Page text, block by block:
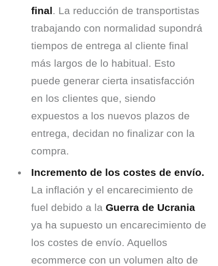
final . La reducción de transportistas
trabajando con normalidad supondrá
tiempos de entrega al cliente final
más largos de lo habitual. Esto
puede generar cierta insatisfacción
en los clientes que, siendo
expuestos a los nuevos plazos de
entrega, decidan no finalizar con la
compra.
Incremento de los costes de envío.
La inflación y el encarecimiento de
fuel debido a la Guerra de Ucrania
ya ha supuesto un encarecimiento de
los costes de envío. Aquellos
ecommerce con un volumen alto de